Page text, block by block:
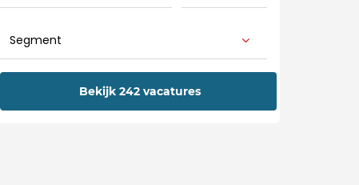
Bekijk 242 vacatures